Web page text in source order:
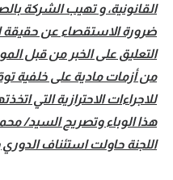
القانونية، و تهيب الشركة
ضرورة الاستقصاء عن حقيقة
التعليق على الخبر من قبل
من أزمات مادية على خلفية
للاجراءات الاحترازية التي
هذا الوباء وتصريح السيد/
اللجنة حاولت استئناف